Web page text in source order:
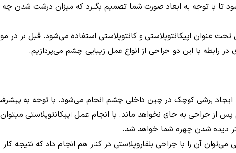
با توجه به ابعاد صورت شما تصمیم بگیرد که میزان درشت شدن چه
اپیکانتوپلاستی و کانتوپلاستی استفاده می‌شود. قبل تر در مورد
رابطه با این دو جراحی از انواع عمل زیبایی چشم می‌پردازیم.
ایجاد برشی کوچک در چین داخلی چشم انجام می‌شود. با توجه به
جراحی به جای نخواهد ماند. با انجام عمل اپیکانتوپلاستی
تر دیده شدن چهره شما خواهد شد.
می‌توان آن را با جراحی بلفاروپلاستی در کنار هم انجام داد که نتیجه